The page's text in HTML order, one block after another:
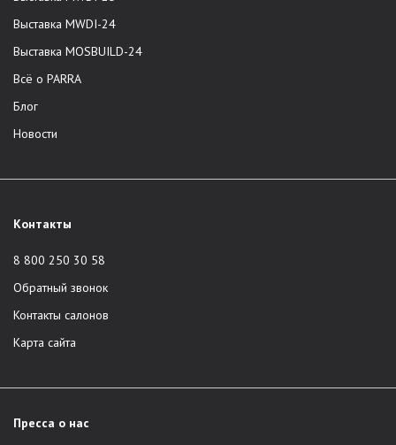
компания не задействует третьих лиц.
Корпоративная служба сервиса.
Профессиональная сборка и доставка в один день.
Возможность приобретения мебели по
индивидуальному проекту клиента.
Срок гарантии составляет 2 года на любое изделие.
Выставка MWDI-24
Выставка MOSBUILD-24
Всё о PARRA
Блог
Новости
Контакты
8 800 250 30 58
Обратный звонок
Контакты салонов
Карта сайта
Пресса о нас